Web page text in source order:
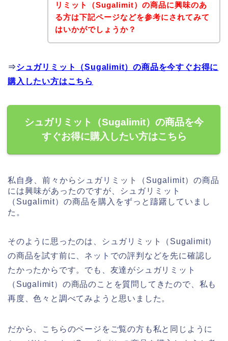
リミット（Sugalimit）の商品に興味のあ
る方は下記ページなどを参考にされてみて
はいかがでしょうか？
⇒シュガリミット（Sugalimit）の商品を今すぐお得に
購入したい方はこちら
シュガリミット（Sugalimit）の商品を今
すぐお得に購入したい方はこちら
私自身、前々からシュガリミット（Sugalimit）の商品
には興味があったのですが、シュガリミット
（Sugalimit）の商品を購入をずっと躊躇していまし
た。
そのように思ったのは、シュガリミット（Sugalimit）
の商品を試す前に、ネットでの評判などを先に確認し
たかったからです。でも、友達がシュガリミット
（Sugalimit）の商品のことを質問してきたので、私も
再度、色々と調べてみようと思いました。
だから、こちらのページをご覧の方も私と同じように